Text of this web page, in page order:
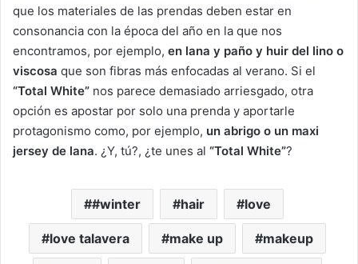
que los materiales de las prendas deben estar en
consonancia con la época del año en la que nos
encontramos, por ejemplo, en lana y paño y huir del lino o
viscosa que son fibras más enfocadas al verano. Si el
“Total White” nos parece demasiado arriesgado, otra
opción es apostar por solo una prenda y aportarle
protagonismo como, por ejemplo, un abrigo o un maxi
jersey de lana. ¿Y, tú?, ¿te unes al “Total White”?
#winter hair love
love talavera make up makeup